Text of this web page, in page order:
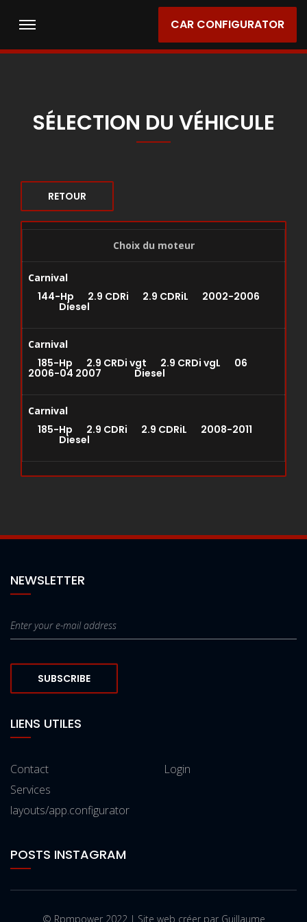
CAR CONFIGURATOR
SÉLECTION DU VÉHICULE
RETOUR
Choix du moteur
Carnival
144-Hp 2.9 CDRi 2.9 CDRiL 2002-2006
Diesel
Carnival
185-Hp 2.9 CRDi vgt 2.9 CRDi vgL 06
2006-04 2007 Diesel
Carnival
185-Hp 2.9 CDRi 2.9 CDRiL 2008-2011
Diesel
NEWSLETTER
SUBSCRIBE
LIENS UTILES
Contact
Services
layouts/app.configurator
Login
POSTS INSTAGRAM
© Rpmpower 2022 | Site web créer par Guillaume